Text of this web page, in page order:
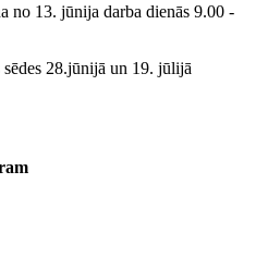
no 13. jūnija darba dienās 9.00 -
28.jūnijā un 19. jūlijā